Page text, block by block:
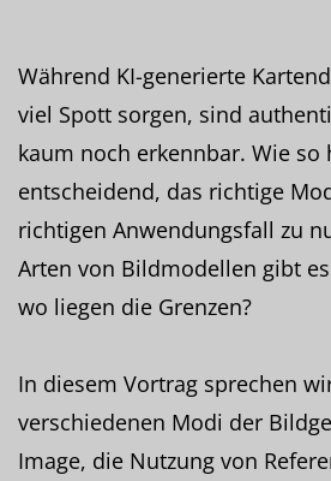
Während KI-generierte
viel Spott sorgen, sind
kaum noch erkennbar. Wie so
entscheidend, das richtige
richtigen Anwendungsfall zu
Arten von Bildmodellen gibt
wo liegen die Grenzen?
In diesem Vortrag sprechen
verschiedenen Modi der
Image, die Nutzung von